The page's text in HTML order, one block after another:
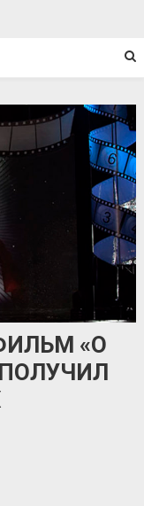
«О